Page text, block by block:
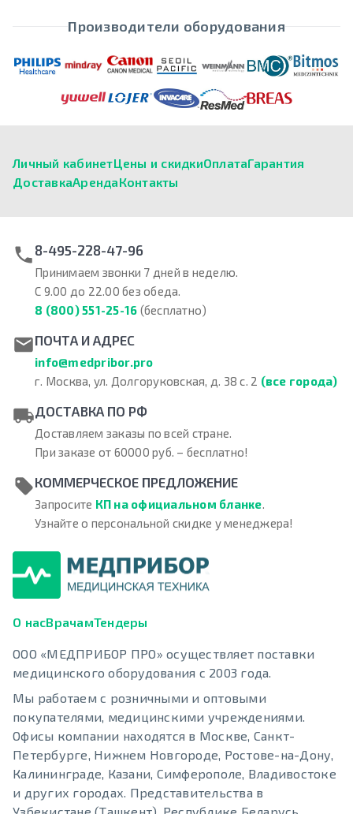
Производители оборудования
Личный кабинетЦены и скидкиОплатаГарантия
ДоставкаАрендаКонтакты
8-495-228-47-96
Принимаем звонки 7 дней в неделю.
С 9.00 до 22.00 без обеда.
8 (800) 551-25-16 (бесплатно)
ПОЧТА И АДРЕС
info@medpribor.pro
г. Москва, ул. Долгоруковская, д. 38 с. 2 (все города)
ДОСТАВКА ПО РФ
Доставляем заказы по всей стране.
При заказе от 60000 руб. – бесплатно!
КОММЕРЧЕСКОЕ ПРЕДЛОЖЕНИЕ
Запросите КП на официальном бланке
Узнайте о персональной скидке у менеджера!
О насВрачамТендеры
ООО «МЕДПРИБОР ПРО» осуществляет поставки
медицинского оборудования с 2003 года.
Мы работаем с розничными и оптовыми
покупателями, медицинскими учреждениями.
Офисы компании находятся в Москве, Санкт-
Петербурге, Нижнем Новгороде, Ростове-на-Дону,
Калининграде, Казани, Симферополе, Владивостоке
и других городах. Представительства в